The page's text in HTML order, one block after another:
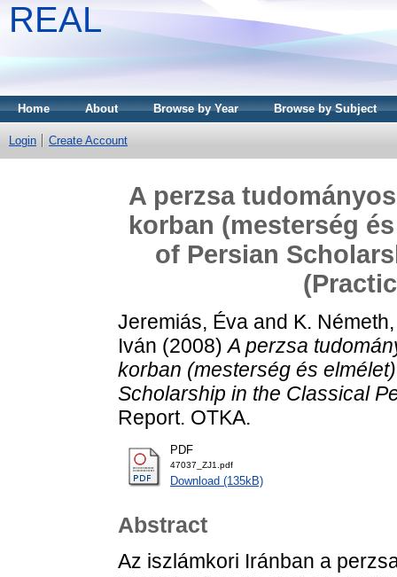
REAL
Home About Browse by Year Browse by Subject
Login Create Account
A perzsa
korban (mesterség
of Persian
Jeremiás, Éva and K.
Iván (2008)A perzsa
korban (mesterség és
Scholarship in the Classical
Report. OTKA.
PDF
47037_ZJ1.pdf
Download (135kB)
Abstract
Az iszlámkori Iránban a